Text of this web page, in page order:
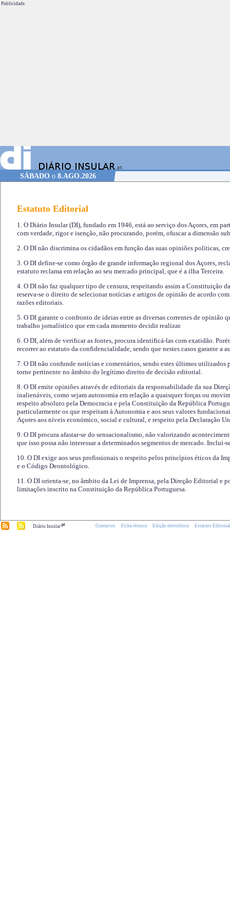
Publicidade.
SÁBADOo 8.AGO.2026
Estatuto Editorial
1. O Diário Insular (DI), fundado em 1946, está ao serviço dos Açores, em
com verdade, rigor e isenção, não procurando, porém, ofuscar a dimensão
2. O DI não discrimina os cidadãos em função das suas opiniões políticas,
3. O DI define-se como órgão de grande informação regional dos Açores,
estatuto reclama em relação ao seu mercado principal, que é a ilha Terceira.
4. O DI não faz qualquer tipo de censura, respeitando assim a Constituição
reserva-se o direito de selecionar notícias e artigos de opinião de acordo
razões editoriais.
5. O DI garante o confronto de ideias entre as diversas correntes de opinião
trabalho jornalístico que em cada momento decidir realizar.
6. O DI, além de verificar as fontes, procura identificá-las com exatidão.
recorrer ao estatuto da confidencialidade, sendo que nestes casos garante a
7. O DI não confunde notícias e comentários, sendo estes últimos utilizados
torne pertinente no âmbito do legítimo direito de decisão editorial.
8. O DI emite opiniões através de editoriais da responsabilidade da sua
inalienáveis, como sejam autonomia em relação a quaisquer forças ou
respeito absoluto pela Democracia e pela Constituição da República
particularmente os que respeitam à Autonomia e aos seus valores
Açores aos níveis económico, social e cultural, e respeito pela Declaração
9. O DI procura afastar-se do sensacionalismo, não valorizando
que isso possa não interessar a determinados segmentos de mercado.
10. O DI exige aos seus profissionais o respeito pelos princípios éticos da
e o Código Deontológico.
11. O DI orienta-se, no âmbito da Lei de Imprensa, pela Direção Editorial e
limitações inscrito na Constituição da República Portuguesa.
Diário Insular.pt Contactos Ficha técnica Edição electrónica Estatuto Editorial